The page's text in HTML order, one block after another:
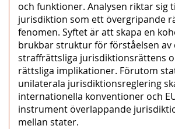
och funktioner. Analysen riktar sig
jurisdiktion som ett övergripande
fenomen. Syftet är att skapa en
brukbar struktur för förståelsen av
straffrättsliga jurisdiktionsrättens
rättsliga implikationer. Förutom
unilaterala jurisdiktionsreglering
internationella konventioner och
instrument överlappande
mellan stater.